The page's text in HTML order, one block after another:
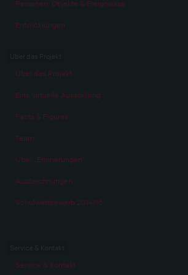
Personen, Objekte & Ereignissse
Entwicklungen
Über das Projekt
Eine virtuelle Ausstellung
Facts & Figures
Team
Über „Erinnerungen“
Auszeichnungen
Schulwettbewerb 2014/15
Service & Kontakt